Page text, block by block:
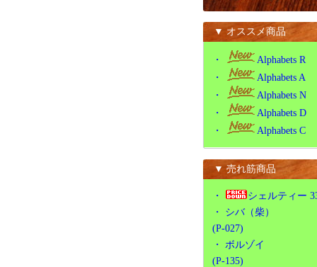
▼ オススメ商品
・
Alphabets R
・
Alphabets A
・
Alphabets N
・
Alphabets D
・
Alphabets C
▼ 売れ筋商品
・
シェルティー
・ シバ（柴）
(P-027)
・ ボルゾイ
(P-135)